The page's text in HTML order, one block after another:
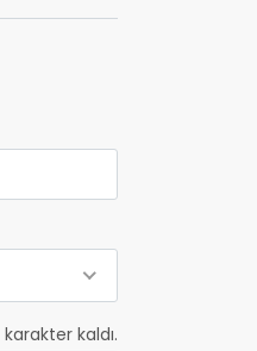
karakter kaldı.